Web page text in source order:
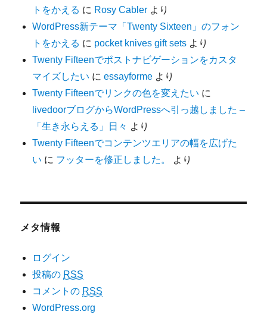
トをかえる に Rosy Cabler より
WordPress新テーマ「Twenty Sixteen」のフォン
トをかえる に pocket knives gift sets より
Twenty Fifteenでポストナビゲーションをカスタ
マイズしたい にessayforme より
Twenty Fifteenでリンクの色を変えたい に
livedoorブログからWordPressへ引っ越しました –
「生き永らえる」日々 より
Twenty Fifteenでコンテンツエリアの幅を広げた
い に フッターを修正しました。 より
メタ情報
ログイン
投稿の RSS
コメントの RSS
WordPress.org